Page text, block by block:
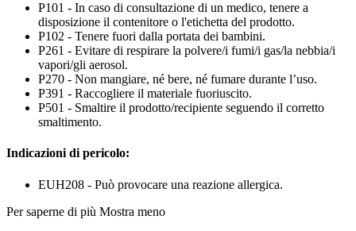
P101 - In caso di consultazione di un medico, tenere a
disposizione il contenitore o l'etichetta del prodotto.
P102 - Tenere fuori dalla portata dei bambini.
P261 - Evitare di respirare la polvere/i fumi/i gas/la nebbia/i
vapori/gli aerosol.
P270 - Non mangiare, né bere, né fumare durante l’uso.
P391 - Raccogliere il materiale fuoriuscito.
P501 - Smaltire il prodotto/recipiente seguendo il corretto
smaltimento.
Indicazioni di pericolo:
EUH208 - Può provocare una reazione allergica.
Per saperne di più Mostra meno